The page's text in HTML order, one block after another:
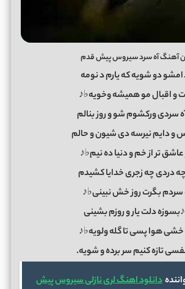
آهنگ آه سرد سیروس پیش قدم
دو شویه که یارم د نومه
و اقبال مو همیشه وخویه♭♪
سردی ورکشوم شو و روز بنالم
و دایم نیرسه دی شیون و حالم
تر از خم و دنیا ده نیم♭♪
دردی چه زجری خدایا کشیدم
سردم بگرت روز خش نبینی♭♪
دلت یار و روزم بشینی
هوا پسی تا گله ولویه♭♪
تازه کنیم سر برده و شویه.
دانلود اهنگ لری نازلی سیروس پیش